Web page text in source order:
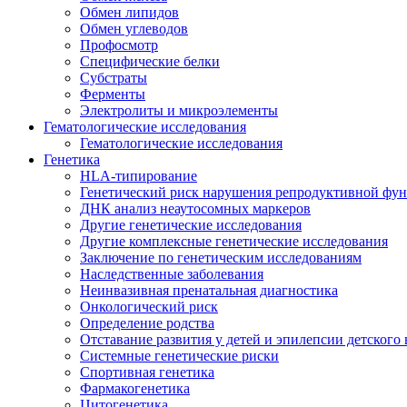
Обмен липидов
Обмен углеводов
Профосмотр
Специфические белки
Субстраты
Ферменты
Электролиты и микроэлементы
Гематологические исследования
Гематологические исследования
Генетика
HLA-типирование
Генетический риск нарушения репродуктивной
ДНК анализ неаутосомных маркеров
Другие генетические исследования
Другие комплексные генетические исследования
Заключение по генетическим исследованиям
Наследственные заболевания
Неинвазивная пренатальная диагностика
Онкологический риск
Определение родства
Отставание развития у детей и эпилепсии детского
Системные генетические риски
Спортивная генетика
Фармакогенетика